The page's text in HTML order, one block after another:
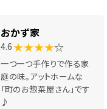
おかず家
4.6 ★★★★☆
一つ一つ手作りで作る家
庭の味。アットホームな
「町のお惣菜屋さん」です
♪